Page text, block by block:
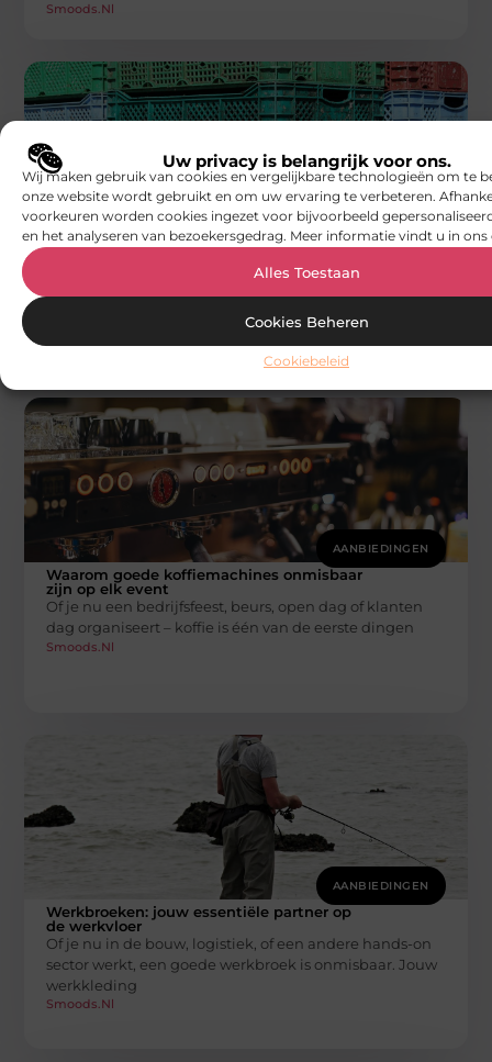
Uw privacy is belangrijk voor ons.
Wij maken gebruik van cookies en vergelijkbare technologieën om te
onze website wordt gebruikt en om uw ervaring te verbeteren.
voorkeuren worden cookies ingezet voor bijvoorbeeld
en het analyseren van bezoekersgedrag. Meer informatie vindt u in ons
Alles Toestaan
Cookies Beheren
Cookiebeleid
Smoods.nl
AANBIEDINGEN
Duurzaamheid en efficiëntie in
verpakkingsoplossingen
De rol van duurzaamheid in verpakkingen
AANBIEDINGEN
Waarom goede koffiemachines onmisbaar
zijn op elk event
Of je nu een bedrijfsfeest, beurs, open dag of klanten
dag organiseert – koffie is één van de eerste dingen
Smoods.nl
AANBIEDINGEN
Werkbroeken: jouw essentiële partner op
de werkvloer
Of je nu in de bouw, logistiek, of een andere hands-on
sector werkt, een goede werkbroek is onmisbaar. Jouw
werkkleding
Smoods.nl